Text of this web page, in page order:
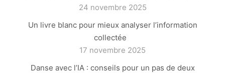
24 novembre 2025
Un livre blanc pour mieux analyser l’information
collectée
17 novembre 2025
Danse avec l’IA : conseils pour un pas de deux